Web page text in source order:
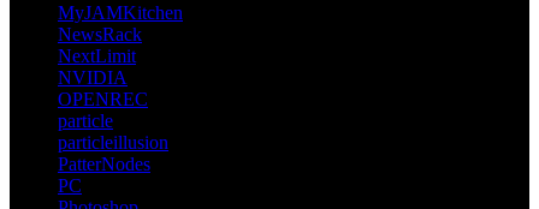
MyJAMKitchen
NewsRack
NextLimit
NVIDIA
OPENREC
particle
particleillusion
PatterNodes
PC